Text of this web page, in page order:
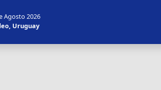
Agosto 2026
Uruguay